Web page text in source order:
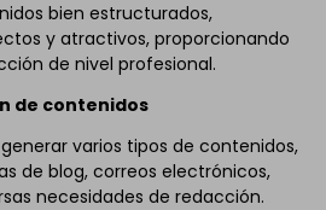
bien estructurados,
y atractivos, proporcionando
de nivel profesional.
de contenidos
varios tipos de contenidos,
de blog, correos electrónicos,
necesidades de redacción.